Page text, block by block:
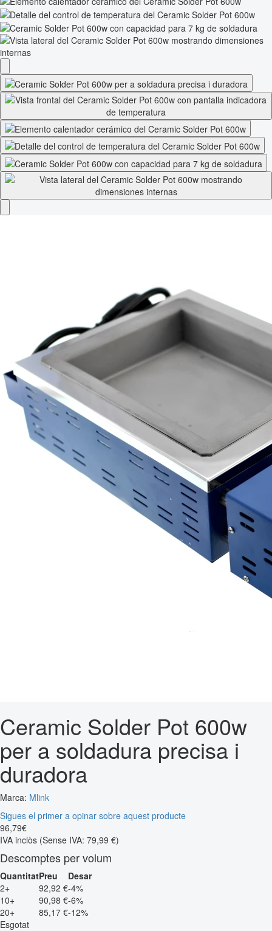
Ceramic Solder Pot 600w
per a soldadura precisa i
duradora
Marca: Mlink
Sigues el primer a opinar sobre aquest producte
96,79€
IVA inclòs (Sense IVA: 79,99 €)
Descomptes per volum
QuantitatPreu
Desar
2+
92,92 €-4%
10+
90,98 €-6%
20+
85,17 €-12%
Esgotat